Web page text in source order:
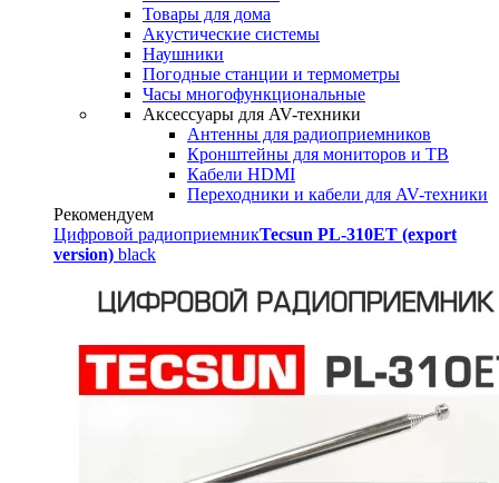
Товары для дома
Акустические системы
Наушники
Погодные станции и термометры
Часы многофункциональные
Аксессуары для AV-техники
Антенны для радиоприемников
Кронштейны для мониторов и ТВ
Кабели HDMI
Переходники и кабели для AV-техники
Рекомендуем
Цифровой радиоприемникTecsun PL-310ET (export
version) black